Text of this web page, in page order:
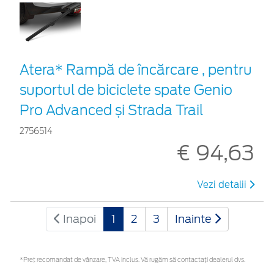
Atera* Rampă de încărcare , pentru
suportul de biciclete spate Genio
Pro Advanced și Strada Trail
2756514
€ 94,63
Vezi detalii
Inapoi 1 2 3 Inainte
*Preţ recomandat de vânzare, TVA inclus. Vă rugăm să contactaţi dealerul dvs.